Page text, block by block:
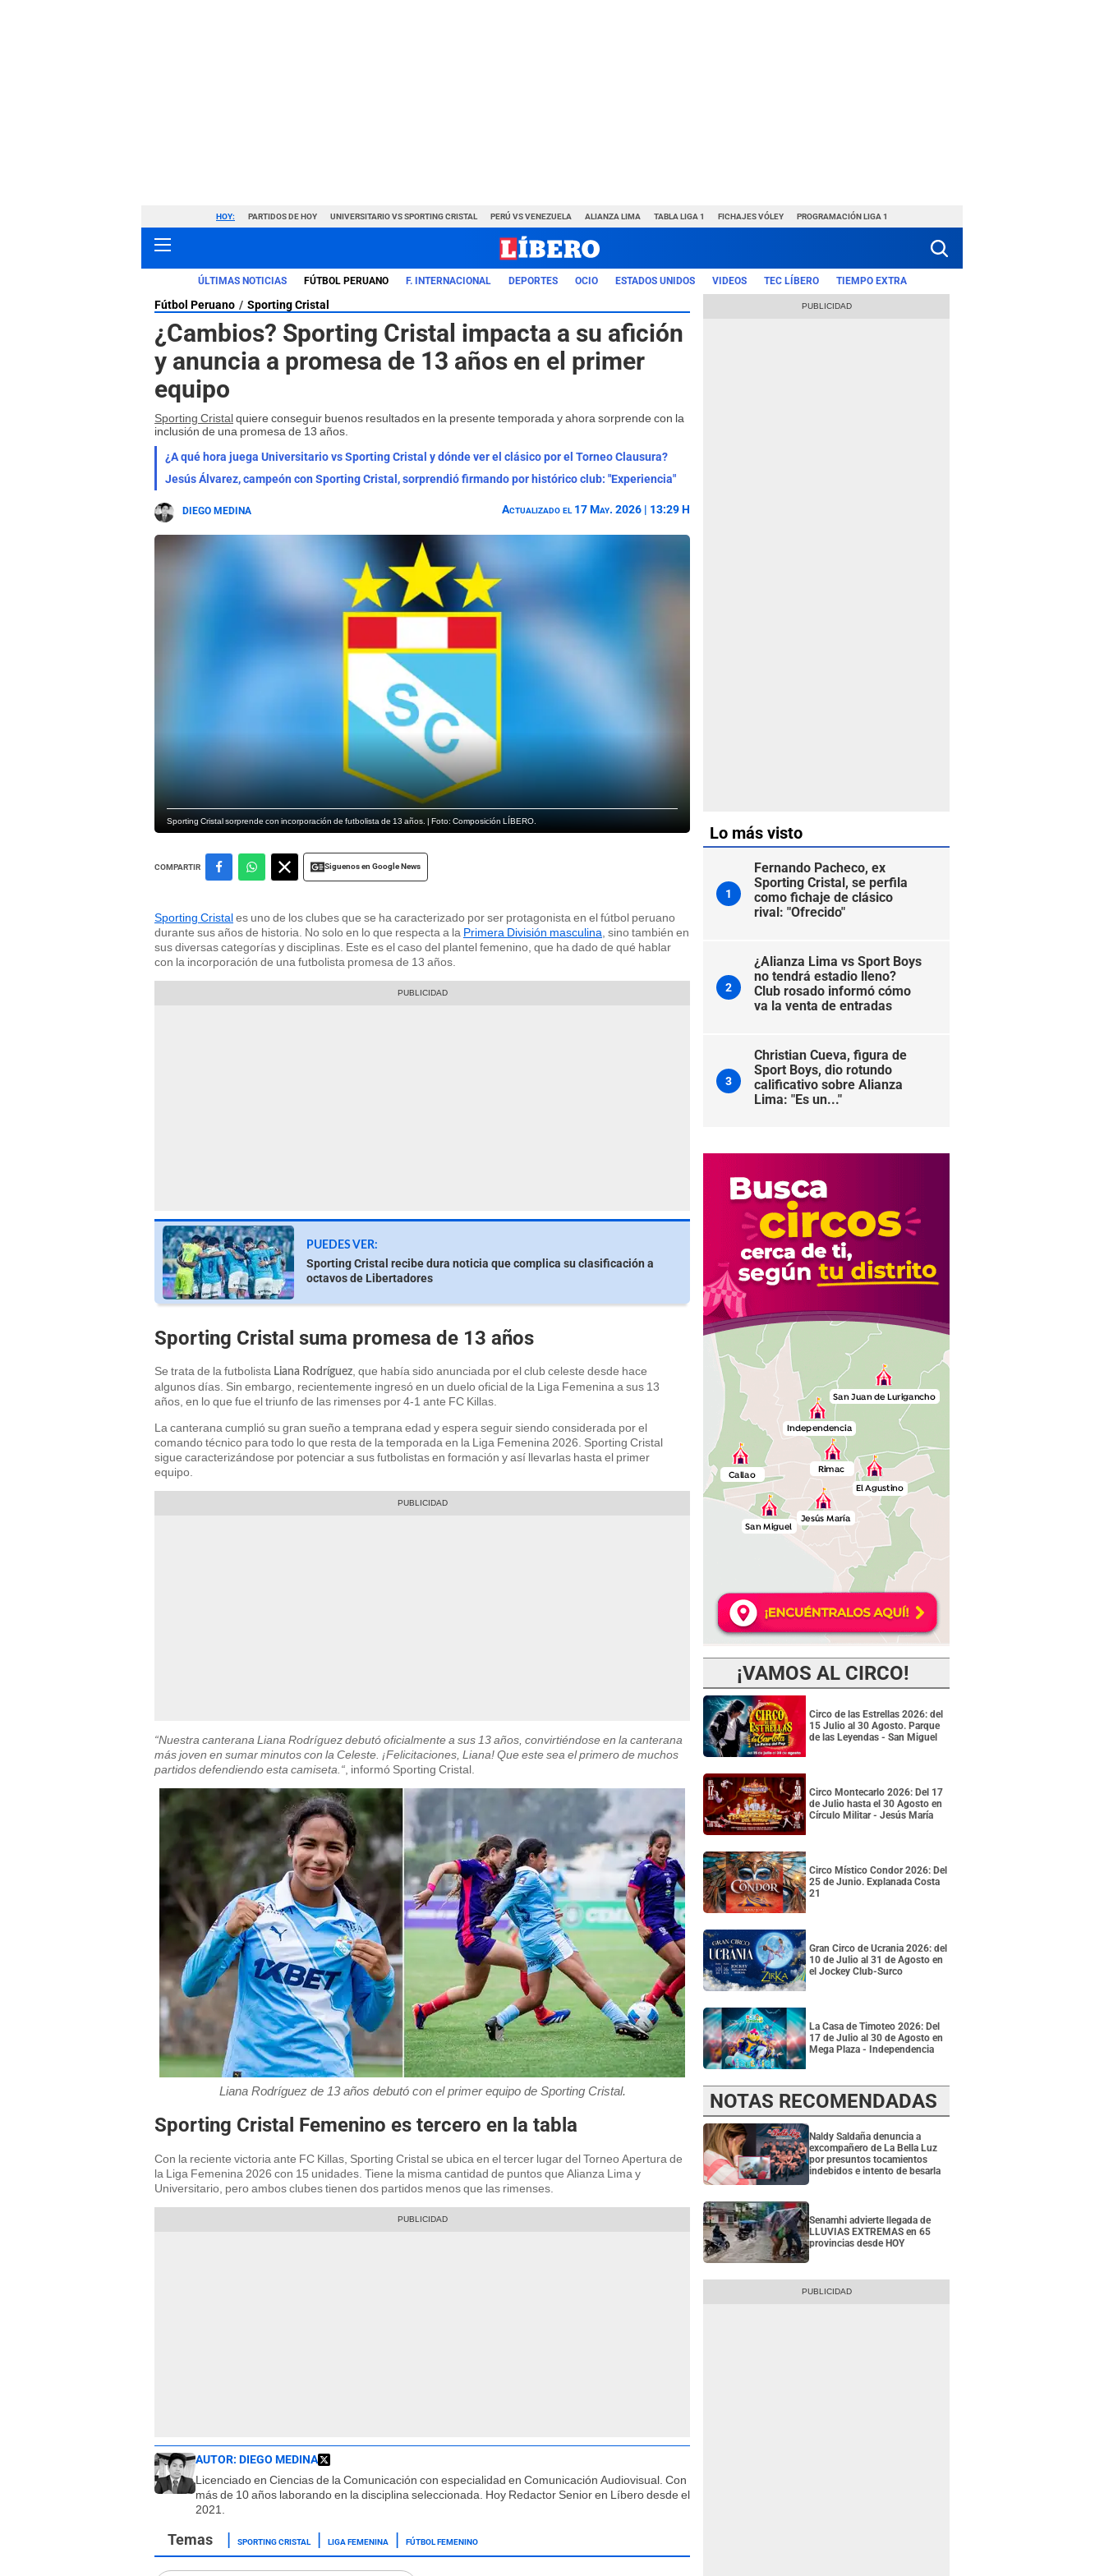
HOY: PARTIDOS DE HOY UNIVERSITARIO VS SPORTING CRISTAL PERÚ VS VENEZUELA ALIANZA LIMA TABLA LIGA 1 FICHAJES VÓLEY PROGRAMACIÓN LIGA 1
ÚLTIMAS NOTICIAS FÚTBOL PERUANO F. INTERNACIONAL DEPORTES OCIO ESTADOS UNIDOS VIDEOS TEC LÍBERO TIEMPO EXTRA
Fútbol Peruano Sporting Cristal
¿Cambios? Sporting Cristal impacta a su afición
y anuncia a promesa de 13 años en el primer
equipo
Sporting Cristalquiere conseguir buenos resultados en la presente temporada y ahora sorprende con la
inclusión de una promesa de 13 años.
¿A qué hora juega Universitario vs Sporting Cristal y dónde ver el clásico por el Torneo Clausura?
Jesús Álvarez, campeón con Sporting Cristal, sorprendió firmando por histórico club: "Experiencia"
DIEGO MEDINA Actualizado el 17 May. 2026 | 13:29 H
Sporting Cristal sorprende con incorporación de futbolista de 13 años. | Foto: Composición LÍBERO.
COMPARTIR Siguenos en Google News
Sporting Cristales uno de los clubes que se ha caracterizado por ser protagonista en el fútbol peruano
durante sus años de historia. No solo en lo que respecta a la Primera División masculina , sino también en
sus diversas categorías y disciplinas. Este es el caso del plantel femenino, que ha dado de qué hablar
con la incorporación de una futbolista promesa de 13 años.
PUEDES VER:
Sporting Cristal recibe dura noticia que complica su clasificación a
octavos de Libertadores
Sporting Cristal suma promesa de 13 años
Se trata de la futbolista Liana Rodríguez, que había sido anunciada por el club celeste desde hace
algunos días. Sin embargo, recientemente ingresó en un duelo oficial de la Liga Femenina a sus 13
años, en lo que fue el triunfo de las rimenses por 4-1 ante FC Killas.
La canterana cumplió su gran sueño a temprana edad y espera seguir siendo considerada por el
comando técnico para todo lo que resta de la temporada en la Liga Femenina 2026. Sporting Cristal
sigue caracterizándose por potenciar a sus futbolistas en formación y así llevarlas hasta el primer
equipo.
“Nuestra canterana Liana Rodríguez debutó oficialmente a sus 13 años, convirtiéndose en la canterana
más joven en sumar minutos con la Celeste. ¡Felicitaciones, Liana! Que este sea el primero de muchos
partidos defendiendo esta camiseta.“, informó Sporting Cristal.
Liana Rodríguez de 13 años debutó con el primer equipo de Sporting Cristal.
Sporting Cristal Femenino es tercero en la tabla
Con la reciente victoria ante FC Killas, Sporting Cristal se ubica en el tercer lugar del Torneo Apertura de
la Liga Femenina 2026 con 15 unidades. Tiene la misma cantidad de puntos que Alianza Lima y
Universitario, pero ambos clubes tienen dos partidos menos que las rimenses.
AUTOR: DIEGO MEDINA
Licenciado en Ciencias de la Comunicación con especialidad en Comunicación Audiovisual. Con
más de 10 años laborando en la disciplina seleccionada. Hoy Redactor Senior en Líbero desde el
2021.
SPORTING CRISTAL LIGA FEMENINA FÚTBOL FEMENINO
Lo más visto
1
Fernando Pacheco, ex
Sporting Cristal, se perfila
como fichaje de clásico
rival: "Ofrecido"
2
¿Alianza Lima vs Sport Boys
no tendrá estadio lleno?
Club rosado informó cómo
va la venta de entradas
3
Christian Cueva, figura de
Sport Boys, dio rotundo
calificativo sobre Alianza
Lima: "Es un..."
¡VAMOS AL CIRCO!
Circo de las Estrellas 2026: del
15 Julio al 30 Agosto. Parque
de las Leyendas - San Miguel
Circo Montecarlo 2026: Del 17
de Julio hasta el 30 Agosto en
Círculo Militar - Jesús María
Circo Místico Condor 2026: Del
25 de Junio. Explanada Costa
21
Gran Circo de Ucrania 2026: del
10 de Julio al 31 de Agosto en
el Jockey Club-Surco
La Casa de Timoteo 2026: Del
17 de Julio al 30 de Agosto en
Mega Plaza - Independencia
NOTAS RECOMENDADAS
Naldy Saldaña denuncia a
excompañero de La Bella Luz
por presuntos tocamientos
indebidos e intento de besarla
Senamhi advierte llegada de
LLUVIAS EXTREMAS en 65
provincias desde HOY